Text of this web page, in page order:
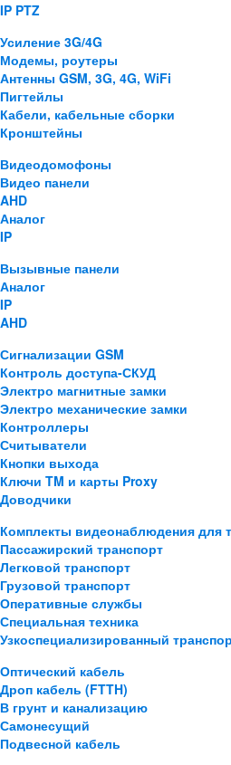
IP PTZ
Усиление 3G/4G
Модемы, роутеры
Антенны GSM, 3G, 4G, WiFi
Пигтейлы
Кабели, кабельные сборки
Кронштейны
Видеодомофоны
Видео панели
AHD
Аналог
IP
Вызывные панели
Аналог
IP
AHD
Сигнализации GSM
Контроль доступа-СКУД
Электро магнитные замки
Электро механические замки
Контроллеры
Считыватели
Кнопки выхода
Ключи TM и карты Proxy
Доводчики
Комплекты видеонаблюдения для
Пассажирский транспорт
Легковой транспорт
Грузовой транспорт
Оперативные службы
Специальная техника
Узкоспециализированный
Оптический кабель
Дроп кабель (FTTH)
В грунт и канализацию
Самонесущий
Подвесной кабель